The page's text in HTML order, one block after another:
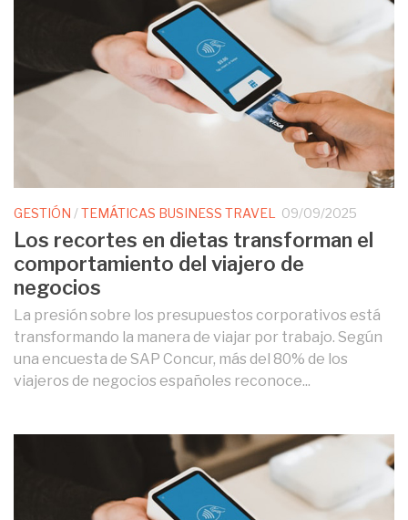
GESTIÓN /TEMÁTICAS BUSINESS TRAVEL 09/09/2025
Los recortes en dietas transforman el
comportamiento del viajero de
negocios
La presión sobre los presupuestos corporativos está
transformando la manera de viajar por trabajo. Según
una encuesta de SAP Concur, más del 80% de los
viajeros de negocios españoles reconoce...